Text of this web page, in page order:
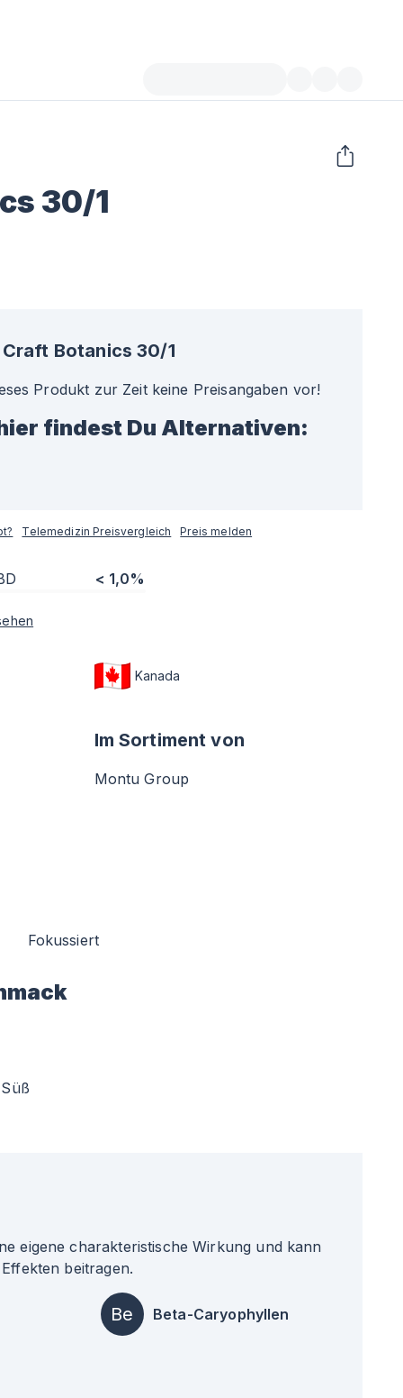
30/1
Craft Botanics 30/1
Produkt zur Zeit keine Preisangaben vor!
findest Du Alternativen:
Telemedizin Preisvergleich Preis melden
< 1,0%
Kanada
Im Sortiment von
Montu Group
Fokussiert
Süß
eigene charakteristische Wirkung und kann
beitragen.
Be Beta-Caryophyllen